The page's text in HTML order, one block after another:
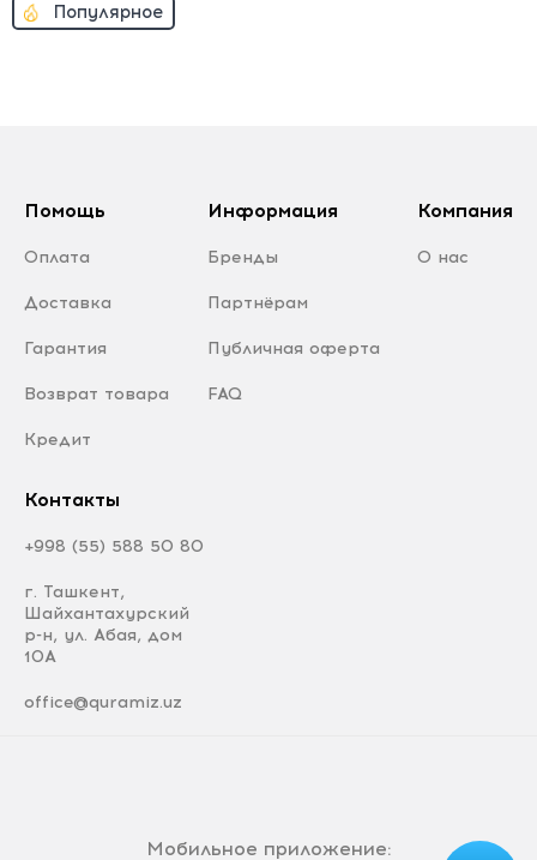
Популярное
Помощь
Оплата
Доставка
Гарантия
Возврат товара
Кредит
Информация
Бренды
Партнёрам
Публичная оферта
FAQ
Компания
О нас
Контакты
+998 (55) 588 50 80
г. Ташкент,
Шайхантахурский
р-н, ул. Абая, дом
10А
office@quramiz.uz
Мобильное приложение: